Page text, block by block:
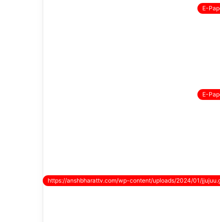
E-
E-
https://anshbharattv.com/wp-content/uploads/2024/01/